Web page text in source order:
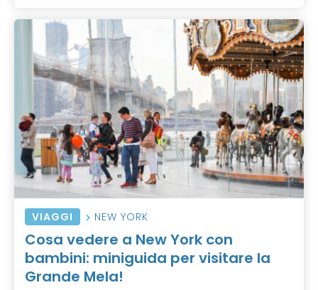
VIAGGI NEW YORK
Cosa vedere a New York con
bambini: miniguida per visitare la
Grande Mela!